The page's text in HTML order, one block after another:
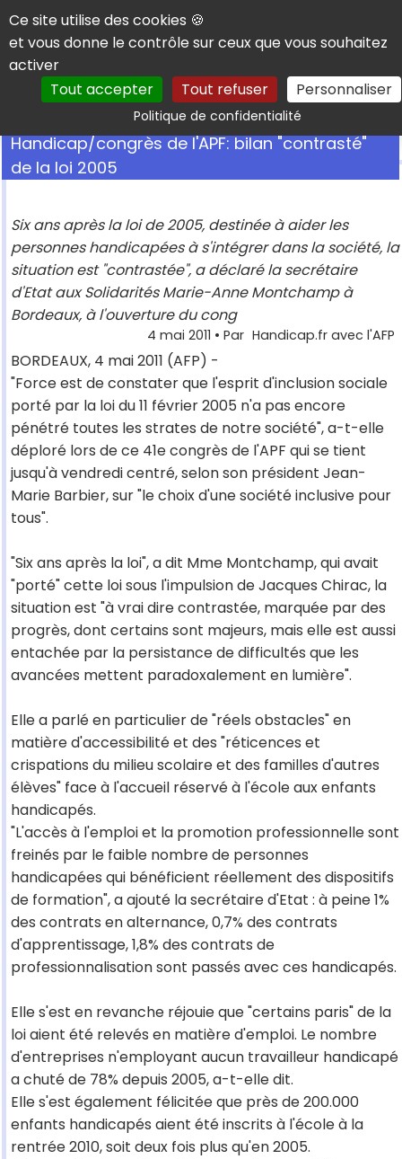
Panneau de gestion des cookies
Ce site utilise des cookies 🍪
et vous donne le contrôle sur ceux que vous souhaitez
activer
Tout accepter
Tout refuser Personnaliser
Politique de confidentialitéRechercher
Handicap/congrès de l'APF: bilan "contrasté"
de la loi 2005
Six ans après la loi de 2005, destinée à aider les
personnes handicapées à s'intégrer dans la société, la
situation est "contrastée", a déclaré la secrétaire
d'Etat aux Solidarités Marie-Anne Montchamp à
Bordeaux, à l'ouverture du cong
4 mai 2011 • Par Handicap.fr avec l'AFP
BORDEAUX, 4 mai 2011 (AFP) -
"Force est de constater que l'esprit d'inclusion sociale
porté par la loi du 11 février 2005 n'a pas encore
pénétré toutes les strates de notre société", a-t-elle
déploré lors de ce 41e congrès de l'APF qui se tient
jusqu'à vendredi centré, selon son président Jean-
Marie Barbier, sur "le choix d'une société inclusive pour
tous".
"Six ans après la loi", a dit Mme Montchamp, qui avait
"porté" cette loi sous l'impulsion de Jacques Chirac, la
situation est "à vrai dire contrastée, marquée par des
progrès, dont certains sont majeurs, mais elle est aussi
entachée par la persistance de difficultés que les
avancées mettent paradoxalement en lumière".
Elle a parlé en particulier de "réels obstacles" en
matière d'accessibilité et des "réticences et
crispations du milieu scolaire et des familles d'autres
élèves" face à l'accueil réservé à l'école aux enfants
handicapés.
"L'accès à l'emploi et la promotion professionnelle sont
freinés par le faible nombre de personnes
handicapées qui bénéficient réellement des dispositifs
de formation", a ajouté la secrétaire d'Etat : à peine 1%
des contrats en alternance, 0,7% des contrats
d'apprentissage, 1,8% des contrats de
professionnalisation sont passés avec ces handicapés.
Elle s'est en revanche réjouie que "certains paris" de la
loi aient été relevés en matière d'emploi. Le nombre
d'entreprises n'employant aucun travailleur handicapé
a chuté de 78% depuis 2005, a-t-elle dit.
Elle s'est également félicitée que près de 200.000
enfants handicapés aient été inscrits à l'école à la
rentrée 2010, soit deux fois plus qu'en 2005.